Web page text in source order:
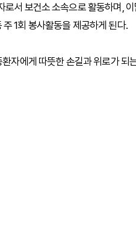
서 보건소 소속으로 활동하며,
1회 봉사활동을 제공하게 된다.
자에게 따뜻한 손길과 위로가 되